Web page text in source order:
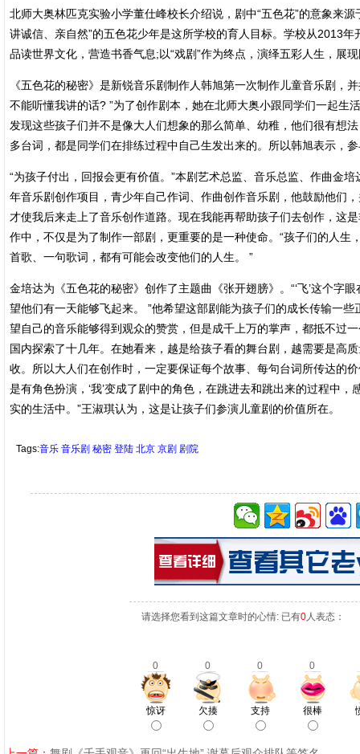
北师大奥林匹克实验小学董仕峰校长介绍说，剧中“五色花”的意象来
讲诚信、亲自然”的五色花少年是这所学校的育人目标。学校从2013
品读世界文化，营造书香气息;以“戏剧”作为终点，演绎五彩人生，展
《五色花的秘密》是新锐音乐剧制作人韩旭第一次制作儿童音乐剧，
不能听懂我讲的话? ”为了创作剧本，她在北师大奥小跟同学们一起
发现这些孩子们并不是像大人们想象的那么简单、幼稚，他们很有想
多台词，都是同学们在排练过程中自己生发出来的。所以韩旭表示，
“为孩子付出，回报会更有价值。”本剧艺术总监、音乐总监、作曲金
年音乐剧创作项目，青少年自己作词、作曲创作音乐剧，他鼓励他们
才使我后来走上了音乐创作道路。现在我能再帮助孩子们去创作，这
作中，不仅是为了制作一部剧，更重要的是一种使命。“孩子们的人
首歌、一句歌词，都有可能会改变他们的人生。 ”
金培达为《五色花的秘密》创作了主题曲《张开翅膀》。“‘飞’这个字
望他们有一天能够飞起来。 ”他希望这部剧能为孩子们的成长传输一
望自己的音乐能够得到观众的赞赏，但是成千上万的掌声，都抵不过
国内探索了十几年。在她看来，越是给孩子看的舞台剧，越需要是高
收。所以大人们在创作时，一定要保证每个故事、每句台词所传达的
是有角色扮演，‘我’变成了剧中的角色，在跳进去和跳出来的过程中
实的生活中。”王淑琪认为，这是让孩子们参演儿童剧的价值所在。
Tags:音乐 音乐剧 秘密 登陆 北京 京剧 剧院
请选择您看到这篇文章时的心情: 已有0人表态：
0 0 0 0
惊讶 欠揍 支持 很棒